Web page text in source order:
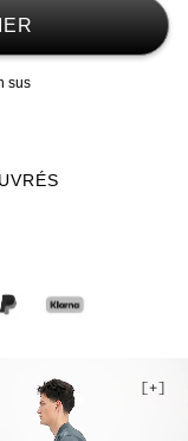
Stock faible
Stock faible
sus